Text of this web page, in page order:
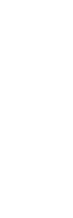
favoris
favoris